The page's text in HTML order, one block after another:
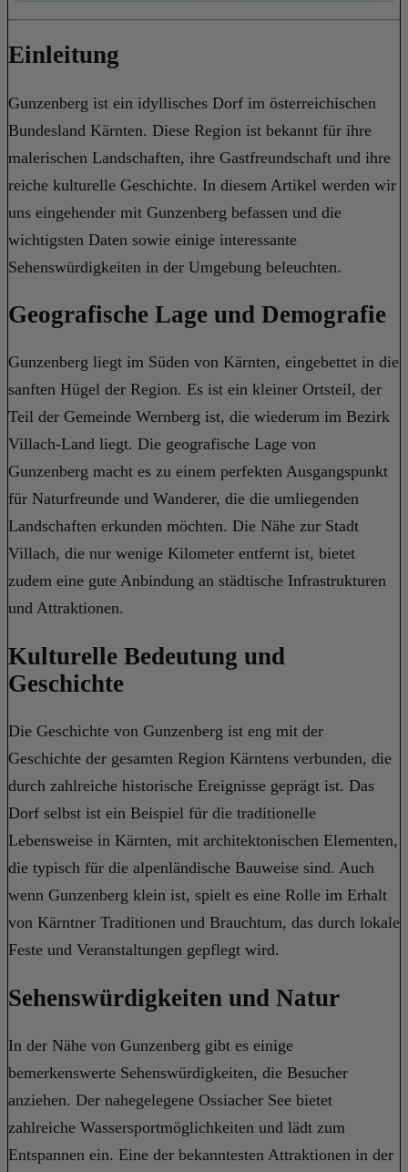
Einleitung
Gunzenberg ist ein idyllisches Dorf im österreichischen
Bundesland Kärnten. Diese Region ist bekannt für ihre
malerischen Landschaften, ihre Gastfreundschaft und ihre
reiche kulturelle Geschichte. In diesem Artikel werden wir
uns eingehender mit Gunzenberg befassen und die
wichtigsten Daten sowie einige interessante
Sehenswürdigkeiten in der Umgebung beleuchten.
Geografische Lage und Demografie
Gunzenberg liegt im Süden von Kärnten, eingebettet in die
sanften Hügel der Region. Es ist ein kleiner Ortsteil, der
Teil der Gemeinde Wernberg ist, die wiederum im Bezirk
Villach-Land liegt. Die geografische Lage von
Gunzenberg macht es zu einem perfekten Ausgangspunkt
für Naturfreunde und Wanderer, die die umliegenden
Landschaften erkunden möchten. Die Nähe zur Stadt
Villach, die nur wenige Kilometer entfernt ist, bietet
zudem eine gute Anbindung an städtische Infrastrukturen
und Attraktionen.
Kulturelle Bedeutung und
Geschichte
Die Geschichte von Gunzenberg ist eng mit der
Geschichte der gesamten Region Kärntens verbunden, die
durch zahlreiche historische Ereignisse geprägt ist. Das
Dorf selbst ist ein Beispiel für die traditionelle
Lebensweise in Kärnten, mit architektonischen Elementen,
die typisch für die alpenländische Bauweise sind. Auch
wenn Gunzenberg klein ist, spielt es eine Rolle im Erhalt
von Kärntner Traditionen und Brauchtum, das durch lokale
Feste und Veranstaltungen gepflegt wird.
Sehenswürdigkeiten und Natur
In der Nähe von Gunzenberg gibt es einige
bemerkenswerte Sehenswürdigkeiten, die Besucher
anziehen. Der nahegelegene Ossiacher See bietet
zahlreiche Wassersportmöglichkeiten und lädt zum
Entspannen ein. Eine der bekanntesten Attraktionen in der